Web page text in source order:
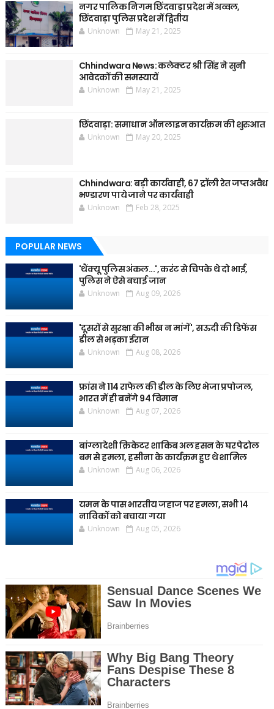
नगर पालिक निगम छिंदवाड़ा प्रदेश में अव्वल,
छिंदवाड़ा पुलिस प्रदेश में द्वितीय
Unknown May 21, 2025
Chhindwara News: कलेक्टर श्री सिंह ने सुनी
आवेदकों की समस्यायें
Unknown May 21, 2025
छिंदवाड़ा: समाधान ऑनलाइन कार्यक्रम की शुरुआत
Unknown May 20, 2025
Chhindwara: बड़ी कार्यवाही, 67 ट्रॉली रेत जप्त अवैध
भण्डारण पाये जाने पर कार्यवाही
Unknown Feb 28, 2025
POPULAR NEWS
'थैंक्यू पुलिस अंकल...', करंट से चिपके थे दो भाई,
पुलिस ने ऐसे बचाई जान
Unknown Aug 09, 2026
'दूसरों से सुरक्षा की भीख न मांगें', सऊदी की डिफेंस
डील से भड़का ईरान
Unknown Aug 08, 2026
फ्रांस ने 114 राफेल की डील के लिए भेजा प्रपोजल,
भारत में ही बनेंगे 94 विमान
Unknown Aug 07, 2026
बांग्लादेशी क्रिकेटर शाकिब अल हसन के घर पेट्रोल
बम से हमला, हसीना के कार्यक्रम हुए थे शामिल
Unknown Aug 06, 2026
यमन के पास भारतीय जहाज पर हमला, सभी 14
नाविकों को बचाया गया
Unknown Aug 05, 2026